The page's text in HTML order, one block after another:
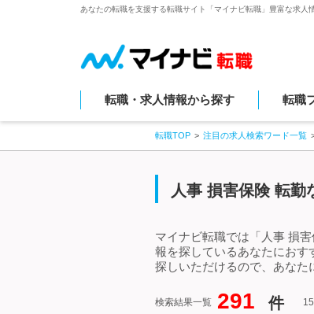
あなたの転職を支援する転職サイト「マイナビ転職」豊富な求人
転職・求人情報から探す 転職
転職TOP 注目の求人検索ワード一覧
人事 損害保険 転勤
マイナビ転職では「人事 損
報を探しているあなたにおす
探しいただけるので、あなた
検索結果一覧 291 件